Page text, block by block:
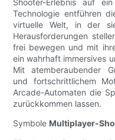
Shooter-Erlebnis auf
Technologie entführen
virtuelle Welt, in der
Herausforderungen
frei bewegen und mit
ein wahrhaft immersives
Mit atemberaubender
und fortschrittlichem
Arcade-Automaten die
zurückkommen lassen.
Symbole Multiplayer-